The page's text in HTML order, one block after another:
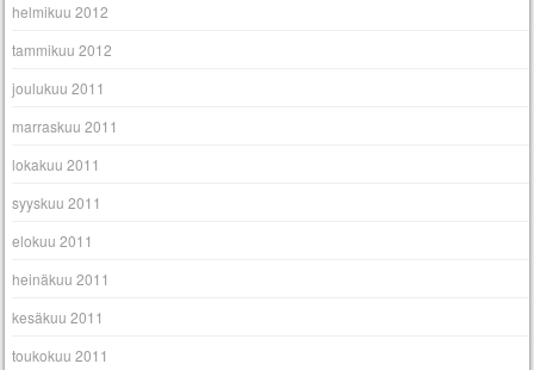
helmikuu 2012
tammikuu 2012
joulukuu 2011
marraskuu 2011
lokakuu 2011
syyskuu 2011
elokuu 2011
heinäkuu 2011
kesäkuu 2011
toukokuu 2011